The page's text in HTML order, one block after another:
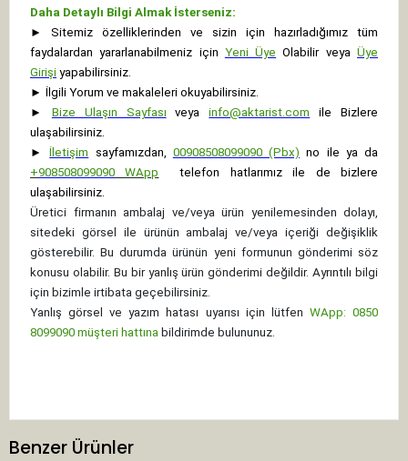
Daha Detaylı Bilgi Almak İsterseniz:
►
Sitemiz özelliklerinden ve sizin için hazırladığımız tüm
faydalardan yararlanabilmeniz için Yeni Üye Olabilir veyaÜye
Girişi yapabilirsiniz.
► İlgili Yorum ve makaleleri okuyabilirsiniz.
►
Bize Ulaşın Sayfası veya info@aktarist.com
ile Bizlere
ulaşabilirsiniz.
►
İletişim sayfamızdan, 00908508099090 (Pbx) no ile ya da
+908508099090 WApp
telefon hatlarımız ile de bizlere
ulaşabilirsiniz.
Üretici firmanın ambalaj ve/veya ürün yenilemesinden dolayı,
sitedeki görsel ile ürünün ambalaj ve/veya içeriği değişiklik
gösterebilir. Bu durumda ürünün yeni formunun gönderimi söz
konusu olabilir. Bu bir yanlış ürün gönderimi değildir. Ayrıntılı bilgi
için bizimle irtibata geçebilirsiniz.
Yanlış görsel ve yazım hatası uyarısı için lütfen WApp: 0850
8099090 müşteri hattına bildirimde bulununuz.
Benzer Ürünler